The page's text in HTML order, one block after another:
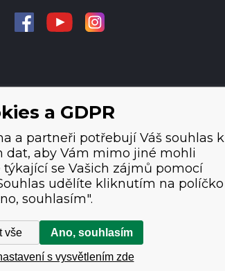
a GDPR
a partneři potřebují Váš souhlas k
dat, aby Vám mimo jiné mohli
se Vašich zájmů pomocí
udělíte kliknutím na políčko
souhlasím".
vše Ano, souhlasím
s vysvětlením zde